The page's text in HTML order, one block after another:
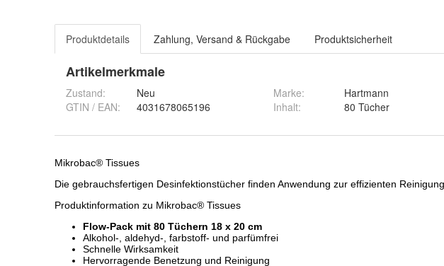
Produktdetails Zahlung, Versand & Rückgabe Produktsicherheit
Artikelmerkmale
Zustand:
Neu
GTIN / EAN:
4031678065196
Marke:
Hartmann
Inhalt: 80 Tücher